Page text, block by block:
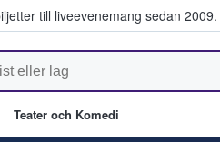
till liveevenemang sedan 2009.
och säljer biljetter.
Teater och Komedi